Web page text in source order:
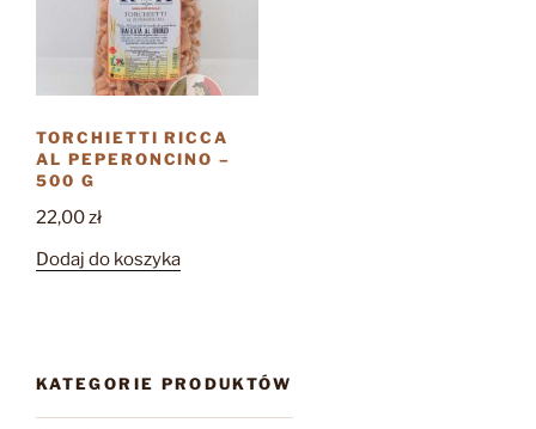
TORCHIETTI RICCA
AL PEPERONCINO –
500 G
22,00zł
Dodaj do koszyka
KATEGORIE PRODUKTÓW